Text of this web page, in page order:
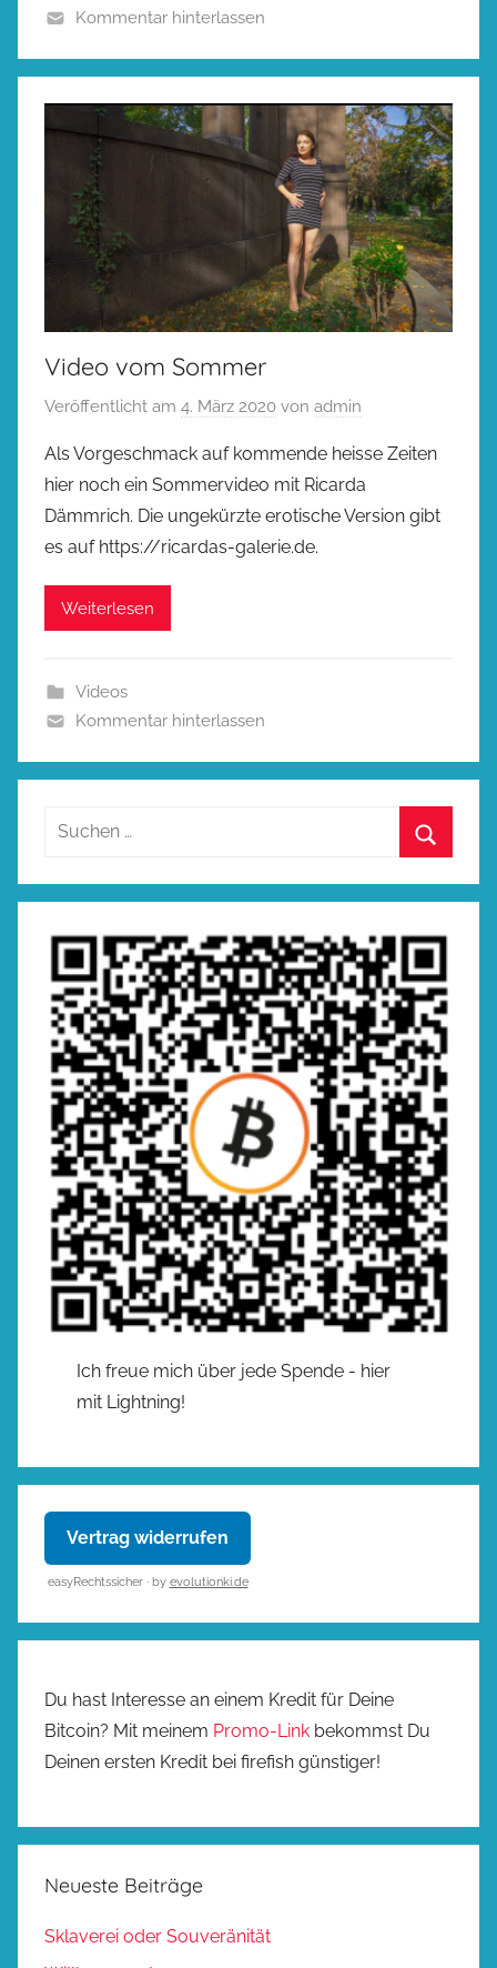
Kommentar hinterlassen
Video vom Sommer
Veröffentlicht am 4. März 2020 von admin
Als Vorgeschmack auf kommende heisse Zeiten
hier noch ein Sommervideo mit Ricarda
Dämmrich. Die ungekürzte erotische Version gibt
es auf https://ricardas-galerie.de.
Weiterlesen
Videos
Kommentar hinterlassen
Suchen
Ich freue mich über jede Spende - hier
mit Lightning!
Vertrag widerrufen
easyRechtssicher · by evolutionki.de
Du hast Interesse an einem Kredit für Deine
Bitcoin? Mit meinem Promo-Link bekommst Du
Deinen ersten Kredit bei firefish günstiger!
Neueste Beiträge
Sklaverei oder Souveränität